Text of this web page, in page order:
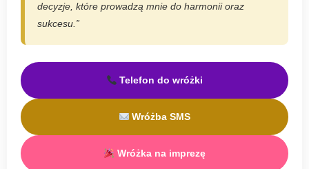
decyzje, które prowadzą mnie do harmonii oraz
sukcesu.”
Telefon do wróżki
Wróżba SMS
Wróżka na imprezę